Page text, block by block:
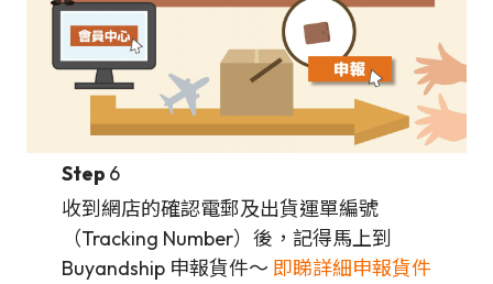
Step 6
收到網店的確認電郵及出貨運單編號
（Tracking Number）後，記得馬上到
Buyandship 申報貨件～ 即睇詳細申報貨件